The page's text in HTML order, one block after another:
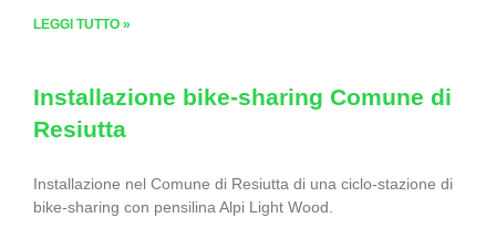
LEGGI TUTTO »
Installazione bike-sharing Comune di
Resiutta
Installazione nel Comune di Resiutta di una ciclo-stazione di
bike-sharing con pensilina Alpi Light Wood.